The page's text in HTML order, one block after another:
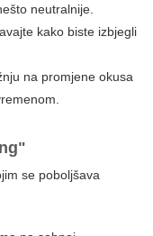
neutralnije.
kako biste izbjegli
na promjene okusa
se poboljšava